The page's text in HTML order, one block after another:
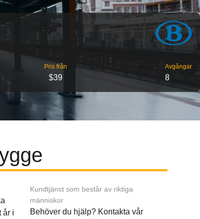
Pris från
$39
Avgångar
8
år i
Kundtjänst som består av riktiga
människor
Behöver du hjälp? Kontakta vår